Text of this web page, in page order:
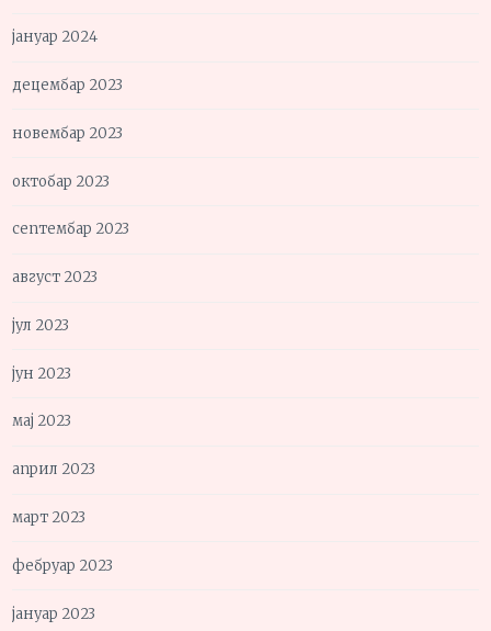
јануар 2024
децембар 2023
новембар 2023
октобар 2023
септембар 2023
август 2023
јул 2023
јун 2023
мај 2023
април 2023
март 2023
фебруар 2023
јануар 2023